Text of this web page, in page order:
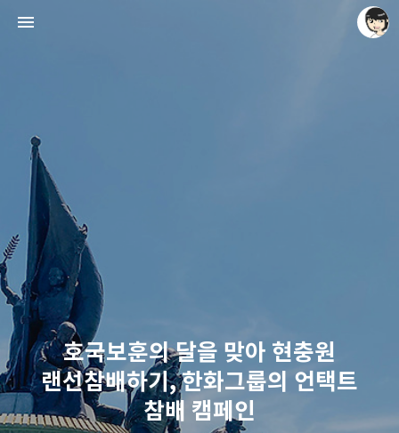
호국보훈의 달을 맞아 현충원
랜선참배하기, 한화그룹의 언택트
참배 캠페인